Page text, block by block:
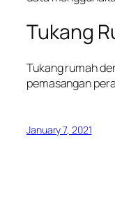
Tukang
Tukang rumah
pemasangan
January 7, 2021